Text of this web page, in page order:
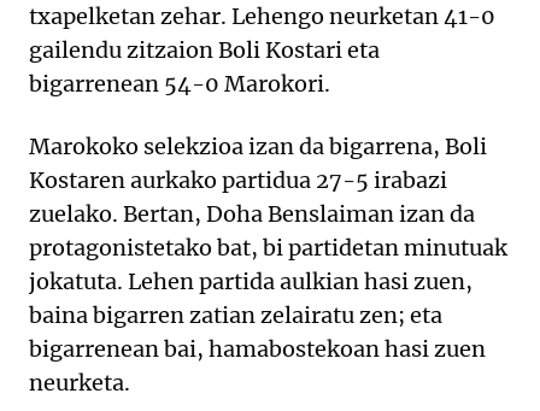
txapelketan zehar. Lehengo neurketan 41-0
gailendu zitzaion Boli Kostari eta
bigarrenean 54-0 Marokori.
Marokoko selekzioa izan da bigarrena, Boli
Kostaren aurkako partidua 27-5 irabazi
zuelako. Bertan, Doha Benslaiman izan da
protagonistetako bat, bi partidetan minutuak
jokatuta. Lehen partida aulkian hasi zuen,
baina bigarren zatian zelairatu zen; eta
bigarrenean bai, hamabostekoan hasi zuen
neurketa.